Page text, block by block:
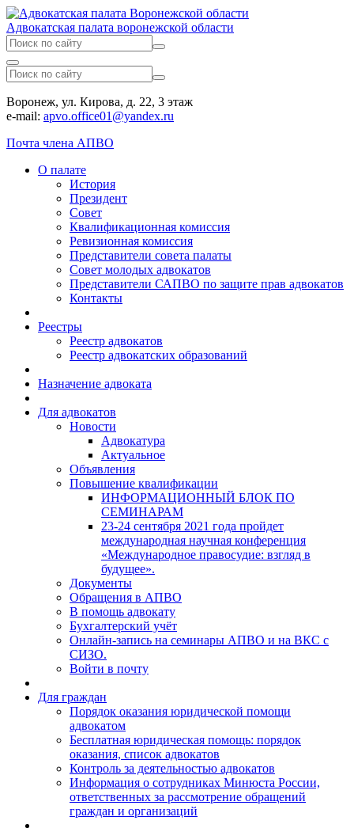
Адвокатская палата воронежской области
Воронеж, ул. Кирова, д. 22, 3 этаж
e-mail: apvo.office01@yandex.ru
Почта члена АПВО
О палате
История
Президент
Совет
Квалификационная комиссия
Ревизионная комиссия
Представители совета палаты
Совет молодых адвокатов
Представители САПВО по защите прав адвокатов
Контакты
Реестры
Реестр адвокатов
Реестр адвокатских образований
Назначение адвоката
Для адвокатов
Новости
Адвокатура
Актуальное
Объявления
Повышение квалификации
ИНФОРМАЦИОННЫЙ БЛОК ПО
СЕМИНАРАМ
23-24 сентября 2021 года пройдет
международная научная конференция
«Международное правосудие: взгляд в
будущее».
Документы
Обращения в АПВО
В помощь адвокату
Бухгалтерский учёт
Онлайн-запись на семинары АПВО и на ВКС с
СИЗО.
Войти в почту
Для граждан
Порядок оказания юридической помощи
адвокатом
Бесплатная юридическая помощь: порядок
оказания, список адвокатов
Контроль за деятельностью адвокатов
Информация о сотрудниках Минюста России,
ответственных за рассмотрение обращений
граждан и организаций